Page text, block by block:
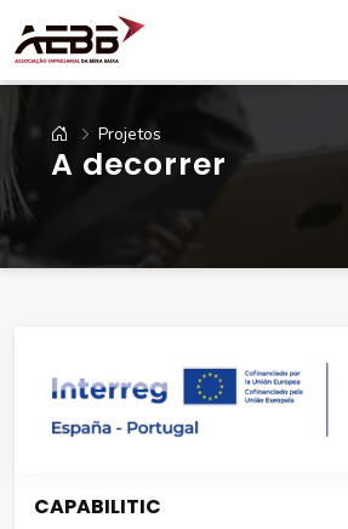
Projetos
A decorrer
CAPABILITIC